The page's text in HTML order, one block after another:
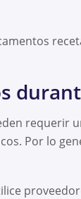
requerir
Por lo